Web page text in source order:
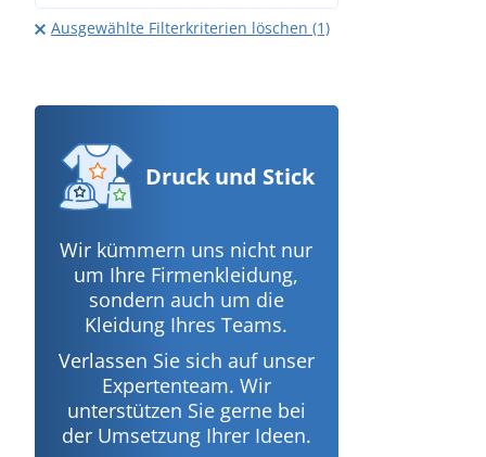
Ausgewählte Filterkriterien löschen (1)
Druck und Stick
Wir kümmern uns nicht nur
um Ihre Firmenkleidung,
sondern auch um die
Kleidung Ihres Teams.
Verlassen Sie sich auf unser
Expertenteam. Wir
unterstützen Sie gerne bei
der Umsetzung Ihrer Ideen.